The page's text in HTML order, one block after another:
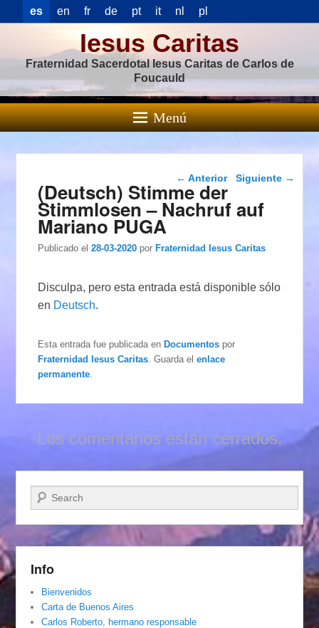
es en fr de pt it nl pl
Iesus Caritas
Fraternidad Sacerdotal Iesus Caritas de Carlos de
Foucauld
Menú
Navegación de
entradas
← Anterior Siguiente →
(Deutsch) Stimme der
Stimmlosen – Nachruf auf
Mariano PUGA
Publicado el 28-03-2020 porFraternidad Iesus Caritas
Disculpa, pero esta entrada está disponible sólo
en Deutsch.
Esta entrada fue publicada enDocumentos por
Fraternidad Iesus Caritas . Guarda elenlace
permanente
Los comentarios están cerrados.
Buscar
Info
Bienvenidos
Carta de Buenos Aires
Carlos Roberto, hermano responsable